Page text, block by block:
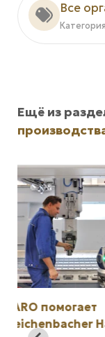
Все
Категория
Ещё из
FELDER
LIGNA 2019